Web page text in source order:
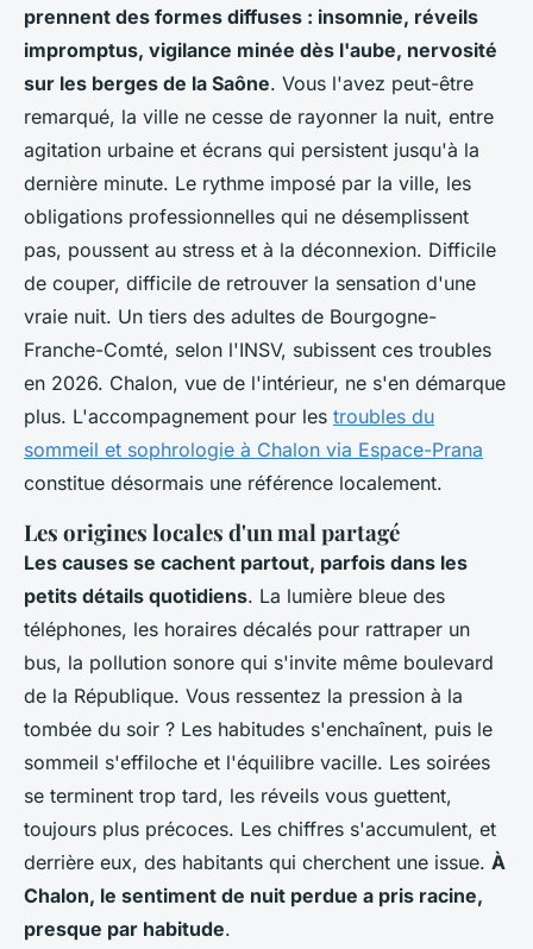
prennent des formes diffuses : insomnie, réveils
impromptus, vigilance minée dès l'aube, nervosité
sur les berges de la Saône. Vous l'avez peut-être
remarqué, la ville ne cesse de rayonner la nuit, entre
agitation urbaine et écrans qui persistent jusqu'à la
dernière minute. Le rythme imposé par la ville, les
obligations professionnelles qui ne désemplissent
pas, poussent au stress et à la déconnexion. Difficile
de couper, difficile de retrouver la sensation d'une
vraie nuit. Un tiers des adultes de Bourgogne-
Franche-Comté, selon l'INSV, subissent ces troubles
en 2026. Chalon, vue de l'intérieur, ne s'en démarque
plus. L'accompagnement pour les troubles du
sommeil et sophrologie à Chalon via Espace-Prana
constitue désormais une référence localement.
Les origines locales d'un mal partagé
Les causes se cachent partout, parfois dans les
petits détails quotidiens. La lumière bleue des
téléphones, les horaires décalés pour rattraper un
bus, la pollution sonore qui s'invite même boulevard
de la République. Vous ressentez la pression à la
tombée du soir ? Les habitudes s'enchaînent, puis le
sommeil s'effiloche et l'équilibre vacille. Les soirées
se terminent trop tard, les réveils vous guettent,
toujours plus précoces. Les chiffres s'accumulent, et
derrière eux, des habitants qui cherchent une issue. À
Chalon, le sentiment de nuit perdue a pris racine,
presque par habitude.